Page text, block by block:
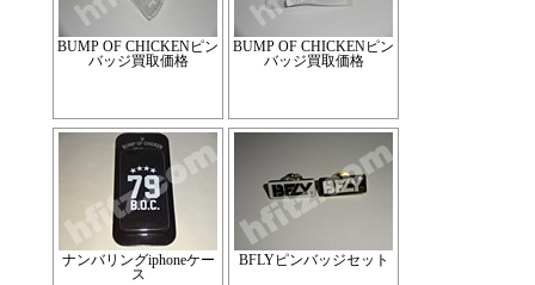
BUMP OF CHICKENピン
バッジ買取価格
BUMP OF CHICKENピン
バッジ買取価格
ナンバリングiphoneケー
ス
BFLYピンバッジセット